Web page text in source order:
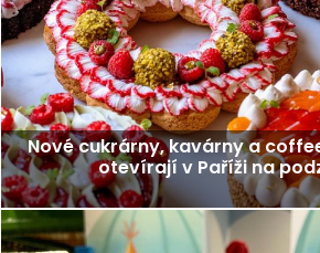
Nové cukrárny, kavárny a
otevírají v Paříži na